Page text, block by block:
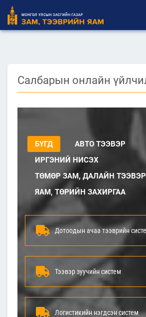
Салбарын онлайн
БҮГД АВТО ТЭЭВЭР
ИРГЭНИЙ НИСЭХ
ТӨМӨР ЗАМ, ДАЛАЙН ТЭЭВЭР
ЯАМ, ТӨРИЙН ЗАХИРГАА
Дотоодын ачаа тээврийн
Тээвэр зуучийн систем
Логистикийн нэгдсэн систем